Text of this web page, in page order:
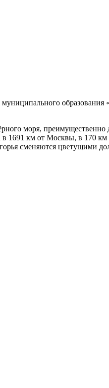
образования
моря,
1691 км от Москвы, в 170
сменяются